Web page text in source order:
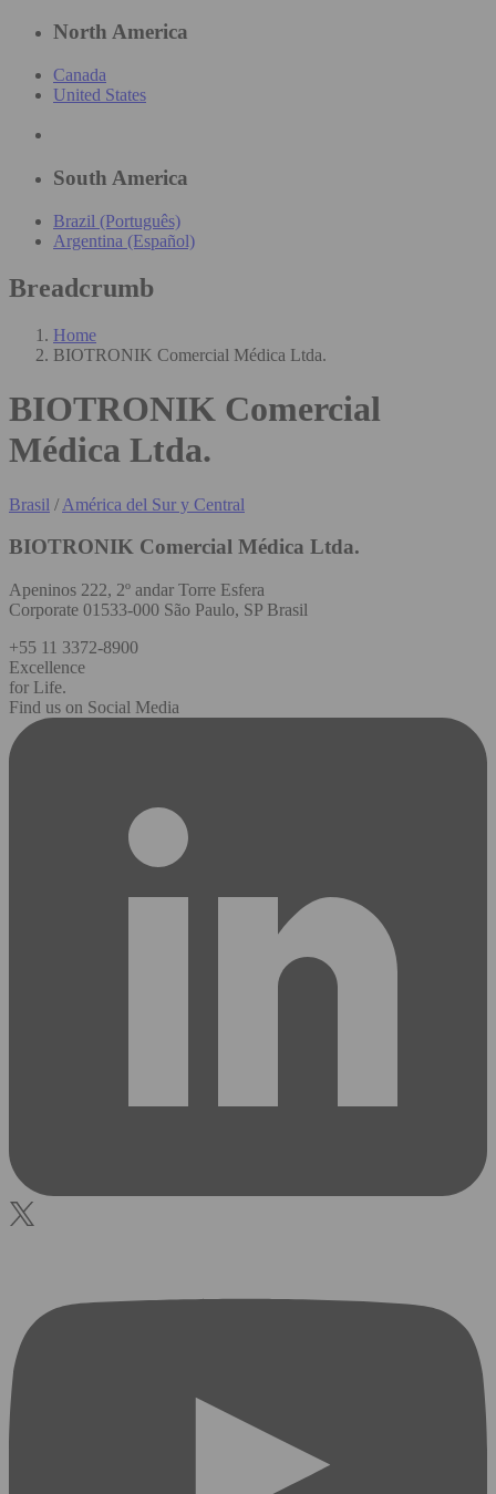
North America
Canada
United States
South America
Brazil (Português)
Argentina (Español)
Breadcrumb
Home
BIOTRONIK Comercial Médica Ltda.
BIOTRONIK Comercial
Médica Ltda.
Brasil / América del Sur y Central
BIOTRONIK Comercial Médica Ltda.
Apeninos 222, 2º andar Torre Esfera
Corporate 01533-000 São Paulo, SP Brasil
+55 11 3372-8900
Excellence
for Life.
Find us on Social Media